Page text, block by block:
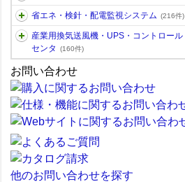
省エネ・検針・配電監視システム (216件)
産業用換気送風機・UPS・コントロール
センタ
(160件)
お問い合わせ
他のお問い合わせを探す